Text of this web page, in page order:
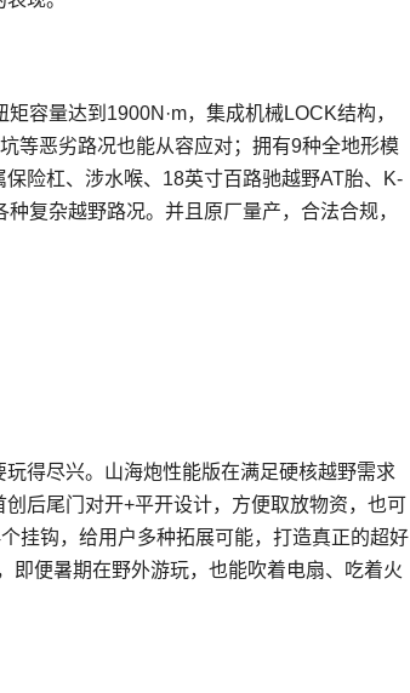
容量达到1900N·m，集成机械LOCK结构，
等恶劣路况也能从容应对；拥有9种全地形模
险杠、涉水喉、18英寸百路驰越野AT胎、K-
复杂越野路况。并且原厂量产，合法合规，
得尽兴。山海炮性能版在满足硬核越野需求
后尾门对开+平开设计，方便取放物资，也可
挂钩，给用户多种拓展可能，打造真正的超好
即便暑期在野外游玩，也能吹着电扇、吃着火